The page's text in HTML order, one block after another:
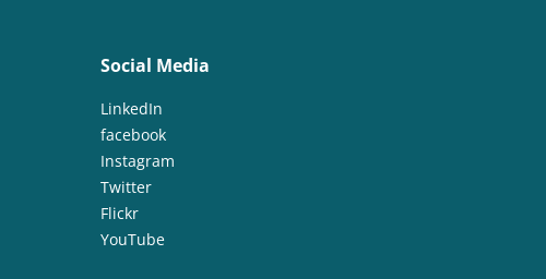
Social Media
LinkedIn
facebook
Instagram
Twitter
Flickr
YouTube